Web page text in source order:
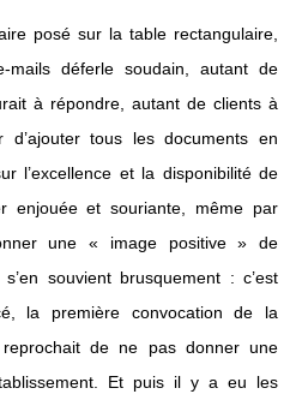
posé sur la table rectangulaire,
mails déferle soudain, autant de
à répondre, autant de clients à
d’ajouter tous les documents en
l’excellence et la disponibilité de
enjouée et souriante, même par
une « image positive » de
s’en souvient brusquement : c’est
la première convocation de la
de ne pas donner une
Et puis il y a eu les